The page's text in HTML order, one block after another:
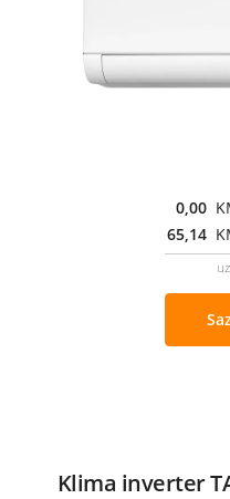
0,00
65,14
Klima inverter